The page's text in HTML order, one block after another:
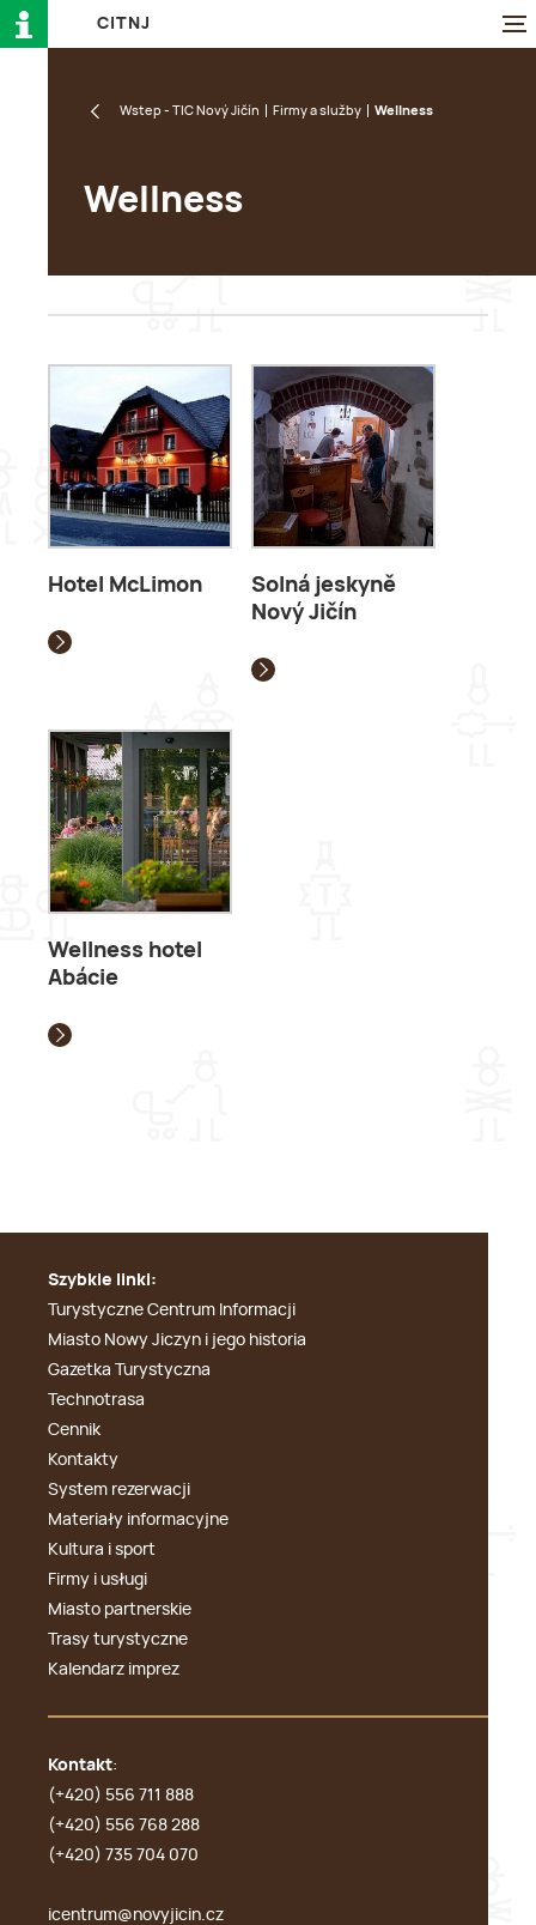
CI TN J
Wstep - TIC Nový Jičín Firmy a služby Wellness
Wellness
Hotel McLimon
Solná jeskyně
Nový Jičín
Wellness hotel
Abácie
Szybkie linki:
Turystyczne Centrum Informacji
Miasto Nowy Jiczyn i jego historia
Gazetka Turystyczna
Technotrasa
Cennik
Kontakty
System rezerwacji
Materiały informacyjne
Kultura i sport
Firmy i usługi
Miasto partnerskie
Trasy turystyczne
Kalendarz imprez
Kontakt:
(+420) 556 711 888
(+420) 556 768 288
(+420) 735 704 070
icentrum@novyjicin.cz